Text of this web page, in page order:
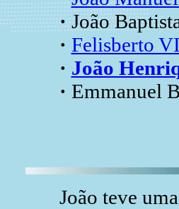
· João
· Felisberto
· João
· Emmanuel
João teve